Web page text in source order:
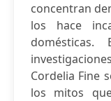
concentran
los hace
Cordelia Fine
los mitos